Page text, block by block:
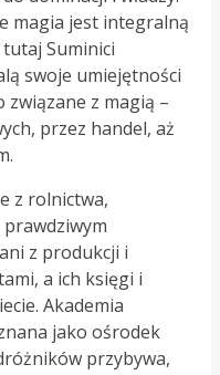
magia jest integralną
Suminici
swoje umiejętności
związane z magią –
przez handel, aż
z rolnictwa,
z produkcji i
a ich księgi i
Akademia
jako ośrodek
przybywa,